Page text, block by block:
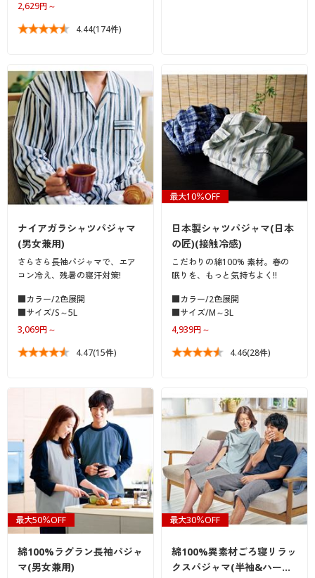
2,629円～
4.44(174件)
ナイアガラシャツパジャマ
(男女兼用)
さらさら長袖パジャマで、エア
コン冷え、残暑の寝汗対策!
■カラー/2色展開
■サイズ/S～5L
3,069円～
4.47(15件)
最大10％OFF
日本製シャツパジャマ(日本
の匠)(接触冷感)
こだわりの綿100% 素材。春の
眠りを、もっと気持ちよく!!
■カラー/2色展開
■サイズ/M～3L
4,939円～
4.46(28件)
最大50％OFF
綿100%ラグラン長袖パジャ
マ(男女兼用)
最大30％OFF
綿100%異素材ごろ寝リラッ
クスパジャマ(半袖&ハー…